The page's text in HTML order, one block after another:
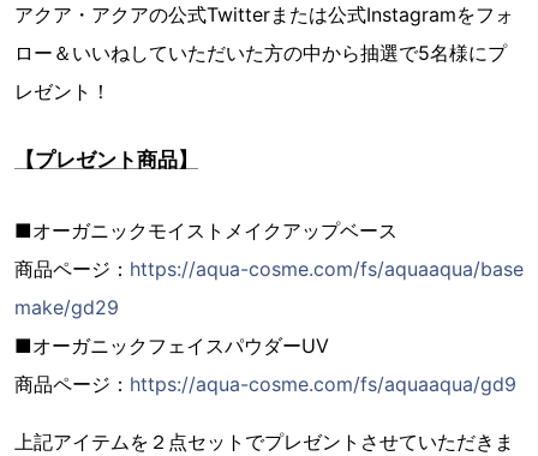
アクア・アクアの公式Twitterまたは公式Instagramをフォ
ロー＆いいねしていただいた方の中から抽選で5名様にプ
レゼント！
【プレゼント商品】
■オーガニックモイストメイクアップベース
商品ページ： https://aqua-cosme.com/fs/aquaaqua/base
make/gd29
■オーガニックフェイスパウダーUV
商品ページ： https://aqua-cosme.com/fs/aquaaqua/gd9
上記アイテムを２点セットでプレゼントさせていただきま